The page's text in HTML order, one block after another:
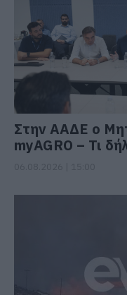
Στην ΑΑΔΕ ο
myAGRO – Τι